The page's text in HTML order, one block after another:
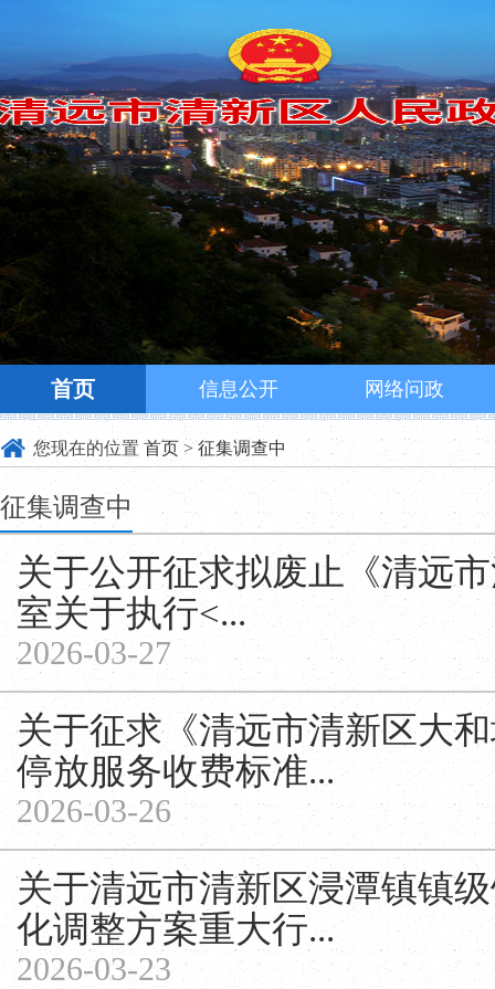
首页 信息公开 网络问政
您现在的位置 首页 > 征集调查中
征集调查中
关于公开征求拟废止《清远
室关于执行<...
2026-03-27
关于征求《清远市清新区大
停放服务收费标准...
2026-03-26
关于清远市清新区浸潭镇镇
化调整方案重大行...
2026-03-23